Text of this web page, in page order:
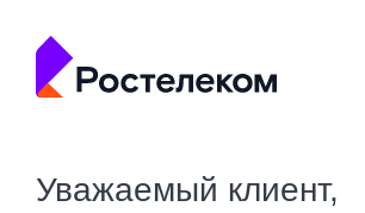
Уважаемый клиент,